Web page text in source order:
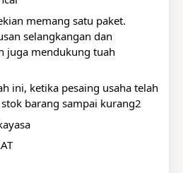
memang satu paket.
selangkangan dan
juga mendukung tuah
ini, ketika pesaing usaha telah
barang sampai kurang2